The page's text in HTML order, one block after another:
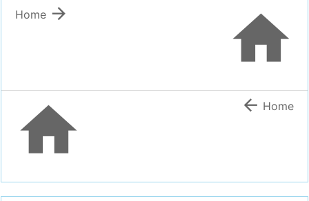


Home
  Home